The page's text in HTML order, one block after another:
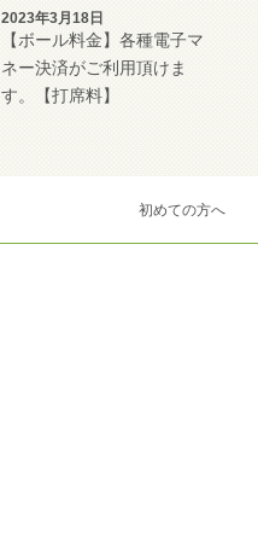
2023年3月18日
【ボール料金】各種電子マ
ネー決済がご利用頂けま
す。【打席料】
初めての方へ